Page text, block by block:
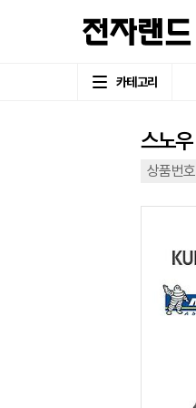
카테고리
스노
상품번